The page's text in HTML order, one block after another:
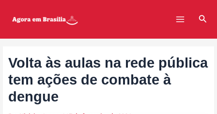
Menu
Volta às aulas na rede pública
tem ações de combate à
dengue